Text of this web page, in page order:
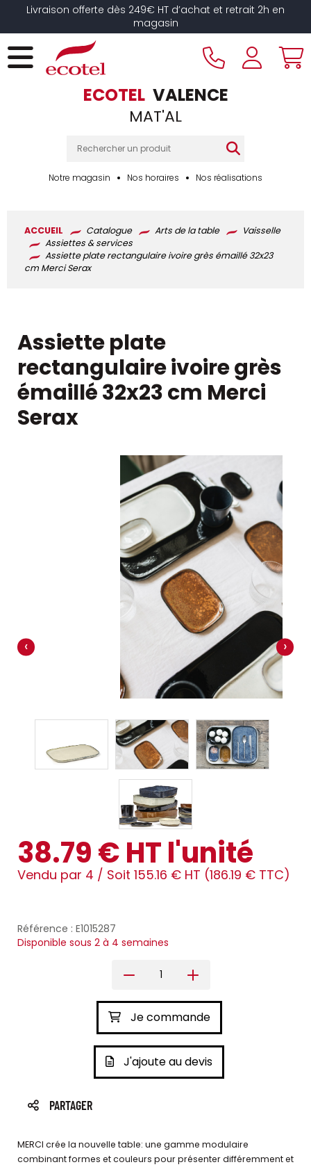
Livraison offerte dès 249€ HT d’achat et retrait 2h en
magasin
ECOTEL VALENCE
MAT'AL
Notre magasin Nos horaires Nos réalisations
ACCUEIL Catalogue Arts de la table
Vaisselle
Assiettes & services
Assiette plate rectangulaire ivoire grès émaillé 32x23
cm Merci Serax
Assiette plate
rectangulaire ivoire grès
émaillé 32x23 cm Merci
Serax
‹ ›
38.79 € HT l'unité
Vendu par 4 / Soit 155.16 € HT (186.19 € TTC)
Référence : E1015287
Disponible sous 2 à 4 semaines
Je commande
J'ajoute au devis
PARTAGER
MERCI crée la nouvelle table: une gamme modulaire
combinant formes et couleurs pour présenter différemment et
Panneau de gestion des cookies